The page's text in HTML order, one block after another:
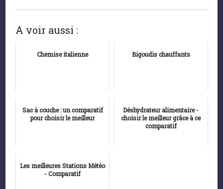
A voir aussi :
Chemise italienne Bigoudis chauffants
Sac à couche : un comparatif
pour choisir le meilleur
Déshydrateur alimentaire -
choisir le meilleur grâce à ce
comparatif
Les meilleures Stations Météo
- Comparatif